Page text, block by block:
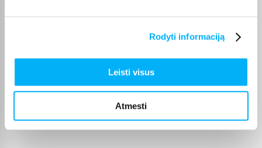
Rodyti informaciją
Leisti visus
Atmesti